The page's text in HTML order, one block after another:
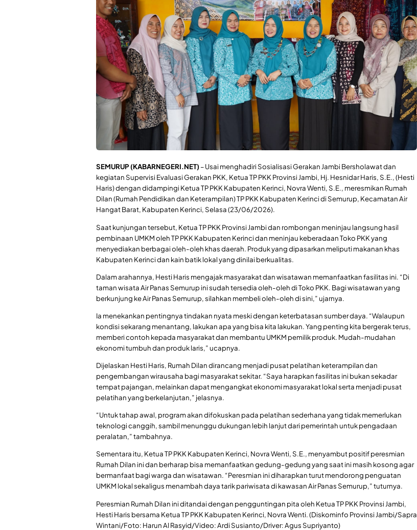
SEMURUP (KABARNEGERI.NET)– Usai menghadiri Sosialisasi Gerakan Jambi Bersholawat dan
kegiatan Supervisi Evaluasi Gerakan PKK, Ketua TP PKK Provinsi Jambi, Hj. Hesnidar Haris, S.E., (Hesti
Haris) dengan didampingi Ketua TP PKK Kabupaten Kerinci, Novra Wenti, S.E., meresmikan Rumah
Dilan (Rumah Pendidikan dan Keterampilan) TP PKK Kabupaten Kerinci di Semurup, Kecamatan Air
Hangat Barat, Kabupaten Kerinci, Selasa (23/06/2026).
Saat kunjungan tersebut, Ketua TP PKK Provinsi Jambi dan rombongan meninjau langsung hasil
pembinaan UMKM oleh TP PKK Kabupaten Kerinci dan meninjau keberadaan Toko PKK yang
menyediakan berbagai oleh-oleh khas daerah. Produk yang dipasarkan meliputi makanan khas
Kabupaten Kerinci dan kain batik lokal yang dinilai berkualitas.
Dalam arahannya, Hesti Haris mengajak masyarakat dan wisatawan memanfaatkan fasilitas ini. “Di
taman wisata Air Panas Semurup ini sudah tersedia oleh-oleh di Toko PKK. Bagi wisatawan yang
berkunjung ke Air Panas Semurup, silahkan membeli oleh-oleh di sini,” ujarnya.
Ia menekankan pentingnya tindakan nyata meski dengan keterbatasan sumber daya. “Walaupun
kondisi sekarang menantang, lakukan apa yang bisa kita lakukan. Yang penting kita bergerak terus,
memberi contoh kepada masyarakat dan membantu UMKM pemilik produk. Mudah-mudahan
ekonomi tumbuh dan produk laris,” ucapnya.
Dijelaskan Hesti Haris, Rumah Dilan dirancang menjadi pusat pelatihan keterampilan dan
pengembangan wirausaha bagi masyarakat sekitar. “Saya harapkan fasilitas ini bukan sekadar
tempat pajangan, melainkan dapat mengangkat ekonomi masyarakat lokal serta menjadi pusat
pelatihan yang berkelanjutan,” jelasnya.
“Untuk tahap awal, program akan difokuskan pada pelatihan sederhana yang tidak memerlukan
teknologi canggih, sambil menunggu dukungan lebih lanjut dari pemerintah untuk pengadaan
peralatan,” tambahnya.
Sementara itu, Ketua TP PKK Kabupaten Kerinci, Novra Wenti, S.E., menyambut positif peresmian
Rumah Dilan ini dan berharap bisa memanfaatkan gedung-gedung yang saat ini masih kosong agar
bermanfaat bagi warga dan wisatawan. “Peresmian ini diharapkan turut mendorong penguatan
UMKM lokal sekaligus menambah daya tarik pariwisata di kawasan Air Panas Semurup,” tuturnya.
Peresmian Rumah Dilan ini ditandai dengan pengguntingan pita oleh Ketua TP PKK Provinsi Jambi,
Hesti Haris bersama Ketua TP PKK Kabupaten Kerinci, Novra Wenti. (Diskominfo Provinsi Jambi/Sapra
Wintani/Foto: Harun Al Rasyid/Video: Ardi Susianto/Driver: Agus Supriyanto)